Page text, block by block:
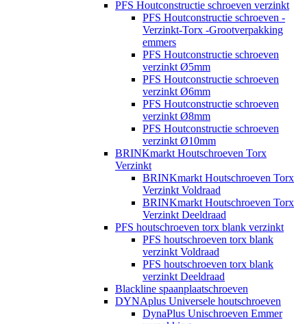
PFS Houtconstructie schroeven verzinkt
PFS Houtconstructie schroeven -
Verzinkt-Torx -Grootverpakking
emmers
PFS Houtconstructie schroeven
verzinkt Ø5mm
PFS Houtconstructie schroeven
verzinkt Ø6mm
PFS Houtconstructie schroeven
verzinkt Ø8mm
PFS Houtconstructie schroeven
verzinkt Ø10mm
BRINKmarkt Houtschroeven Torx
Verzinkt
BRINKmarkt Houtschroeven Torx
Verzinkt Voldraad
BRINKmarkt Houtschroeven Torx
Verzinkt Deeldraad
PFS houtschroeven torx blank verzinkt
PFS houtschroeven torx blank
verzinkt Voldraad
PFS houtschroeven torx blank
verzinkt Deeldraad
Blackline spaanplaatschroeven
DYNAplus Universele houtschroeven
DynaPlus Unischroeven Emmer